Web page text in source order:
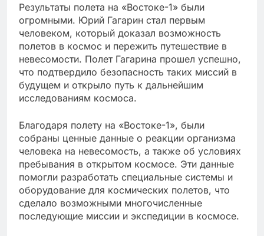
Результаты полета на «Востоке-1» были
огромными. Юрий Гагарин стал первым
человеком, который доказал возможность
полетов в космос и пережить путешествие в
невесомости. Полет Гагарина прошел успешно,
что подтвердило безопасность таких миссий в
будущем и открыло путь к дальнейшим
исследованиям космоса.
Благодаря полету на «Востоке-1», были
собраны ценные данные о реакции организма
человека на невесомость, а также об условиях
пребывания в открытом космосе. Эти данные
помогли разработать специальные системы и
оборудование для космических полетов, что
сделало возможными многочисленные
последующие миссии и экспедиции в космосе.